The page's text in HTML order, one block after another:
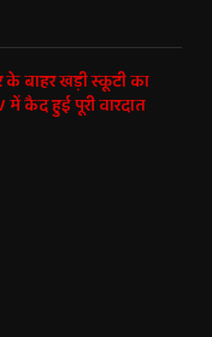
बाहर खड़ी स्कूटी का
कैद हुई पूरी वारदात